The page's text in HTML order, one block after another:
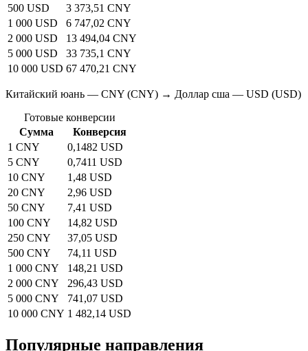
500 USD
3 373,51 CNY
1 000 USD
6 747,02 CNY
2 000 USD
13 494,04 CNY
5 000 USD
33 735,1 CNY
10 000 USD 67 470,21 CNY
Китайский юань — CNY (CNY) → Доллар сша — USD (USD)
Готовые конверсии
Сумма
Конверсия
1 CNY
0,1482 USD
5 CNY
0,7411 USD
10 CNY
1,48 USD
20 CNY
2,96 USD
50 CNY
7,41 USD
100 CNY
14,82 USD
250 CNY
37,05 USD
500 CNY
74,11 USD
1 000 CNY
148,21 USD
2 000 CNY
296,43 USD
5 000 CNY
741,07 USD
10 000 CNY 1 482,14 USD
Популярные направления